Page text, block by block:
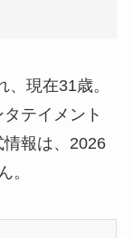
現在31歳。
テイメント
報は、2026
。